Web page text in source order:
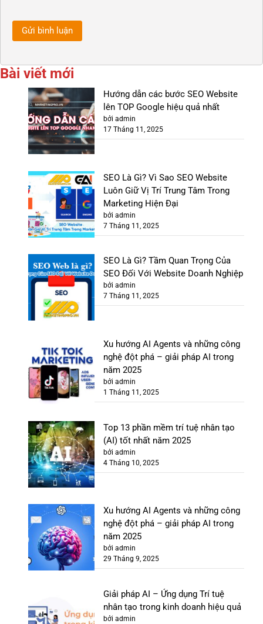
Bài viết mới
Hướng dẫn các bước SEO Website
lên TOP Google hiệu quả nhất
bởi admin
17 Tháng 11, 2025
SEO Là Gì? Vì Sao SEO Website
Luôn Giữ Vị Trí Trung Tâm Trong
Marketing Hiện Đại
bởi admin
7 Tháng 11, 2025
SEO Là Gì? Tầm Quan Trọng Của
SEO Đối Với Website Doanh Nghiệp
bởi admin
7 Tháng 11, 2025
Xu hướng AI Agents và những công
nghệ đột phá – giải pháp AI trong
năm 2025
bởi admin
1 Tháng 11, 2025
Top 13 phần mềm trí tuệ nhân tạo
(AI) tốt nhất năm 2025
bởi admin
4 Tháng 10, 2025
Xu hướng AI Agents và những công
nghệ đột phá – giải pháp AI trong
năm 2025
bởi admin
29 Tháng 9, 2025
Giải pháp AI – Ứng dụng Trí tuệ
nhân tạo trong kinh doanh hiệu quả
bởi admin